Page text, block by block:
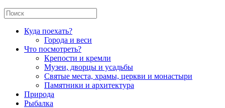
Куда поехать?
Города и веси
Что посмотреть?
Крепости и кремли
Музеи, дворцы и усадьбы
Святые места, храмы, церкви и монастыри
Памятники и архитектура
Природа
Рыбалка